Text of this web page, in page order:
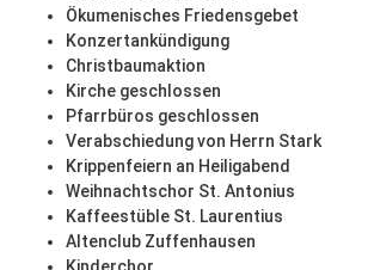
Ökumenisches Friedensgebet
Konzertankündigung
Christbaumaktion
Kirche geschlossen
Pfarrbüros geschlossen
Verabschiedung von Herrn Stark
Krippenfeiern an Heiligabend
Weihnachtschor St. Antonius
Kaffeestüble St. Laurentius
Altenclub Zuffenhausen